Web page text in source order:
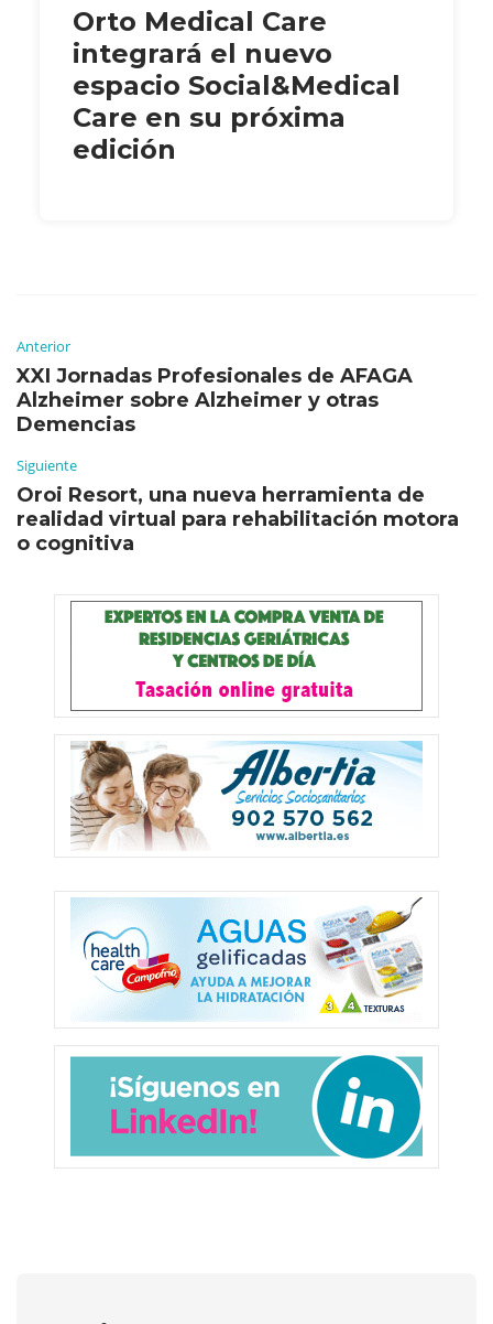
Orto Medical Care
integrará el nuevo
espacio Social&Medical
Care en su próxima
edición
Anterior
XXI Jornadas Profesionales de AFAGA
Alzheimer sobre Alzheimer y otras
Demencias
Siguiente
Oroi Resort, una nueva herramienta de
realidad virtual para rehabilitación motora
o cognitiva